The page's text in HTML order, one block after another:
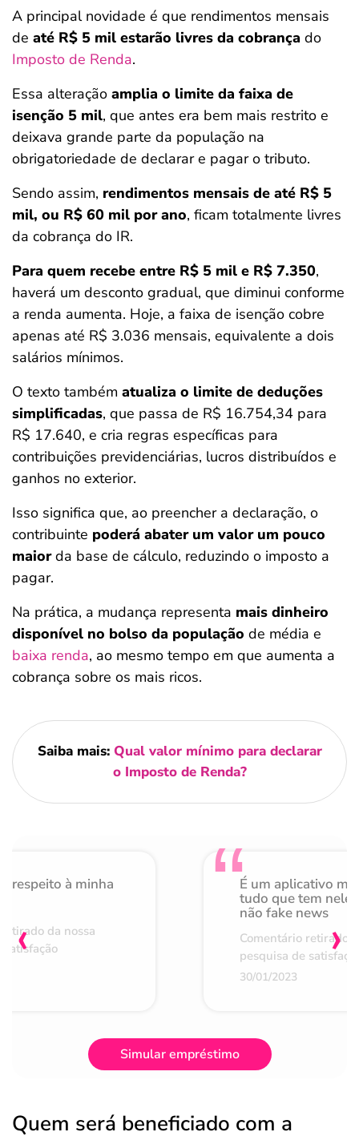
A principal novidade é que rendimentos mensais
de até R$ 5 mil estarão livres da cobrança do
Imposto de Renda.
Essa alteração amplia o limite da faixa de
isenção 5 mil, que antes era bem mais restrito e
deixava grande parte da população na
obrigatoriedade de declarar e pagar o tributo.
Sendo assim, rendimentos mensais de até R$ 5
mil, ou R$ 60 mil por ano, ficam totalmente livres
da cobrança do IR.
Para quem recebe entre R$ 5 mil e R$ 7.350,
haverá um desconto gradual, que diminui conforme
a renda aumenta. Hoje, a faixa de isenção cobre
apenas até R$ 3.036 mensais, equivalente a dois
salários mínimos.
O texto também atualiza o limite de deduções
simplificadas, que passa de R$ 16.754,34 para
R$ 17.640, e cria regras específicas para
contribuições previdenciárias, lucros distribuídos e
ganhos no exterior.
Isso significa que, ao preencher a declaração, o
contribuinte poderá abater um valor um pouco
maiorda base de cálculo, reduzindo o imposto a
pagar.
Na prática, a mudança representa mais dinheiro
disponível no bolso da população de média e
baixa renda, ao mesmo tempo em que aumenta a
cobrança sobre os mais ricos.
Saiba mais: Qual valor mínimo para declarar
o Imposto de Renda?
respeito à minha
da nossa
É um aplicativo
tudo que tem nele
não fake news
Comentário retirado
pesquisa de
30/01/2023
‹ ›
Simular empréstimo
Quem será beneficiado com a